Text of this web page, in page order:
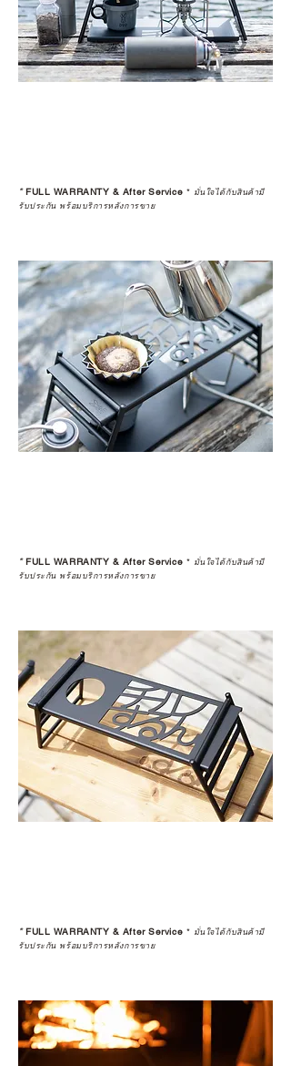
*FULL WARRANTY & After Service * มั่นใจได้กับสินค้ามี
รับประกัน พร้อมบริการหลังการขาย
*FULL WARRANTY & After Service * มั่นใจได้กับสินค้ามี
รับประกัน พร้อมบริการหลังการขาย
*FULL WARRANTY & After Service * มั่นใจได้กับสินค้ามี
รับประกัน พร้อมบริการหลังการขาย